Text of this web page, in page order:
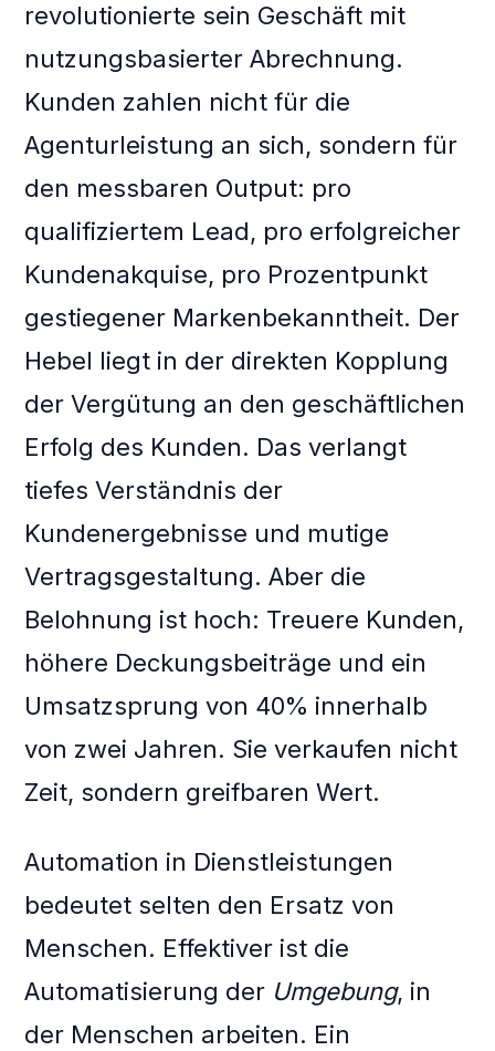
revolutionierte sein Geschäft mit
nutzungsbasierter Abrechnung.
Kunden zahlen nicht für die
Agenturleistung an sich, sondern für
den messbaren Output: pro
qualifiziertem Lead, pro erfolgreicher
Kundenakquise, pro Prozentpunkt
gestiegener Markenbekanntheit. Der
Hebel liegt in der direkten Kopplung
der Vergütung an den geschäftlichen
Erfolg des Kunden. Das verlangt
tiefes Verständnis der
Kundenergebnisse und mutige
Vertragsgestaltung. Aber die
Belohnung ist hoch: Treuere Kunden,
höhere Deckungsbeiträge und ein
Umsatzsprung von 40% innerhalb
von zwei Jahren. Sie verkaufen nicht
Zeit, sondern greifbaren Wert.
Automation in Dienstleistungen
bedeutet selten den Ersatz von
Menschen. Effektiver ist die
Automatisierung der Umgebung, in
der Menschen arbeiten. Ein